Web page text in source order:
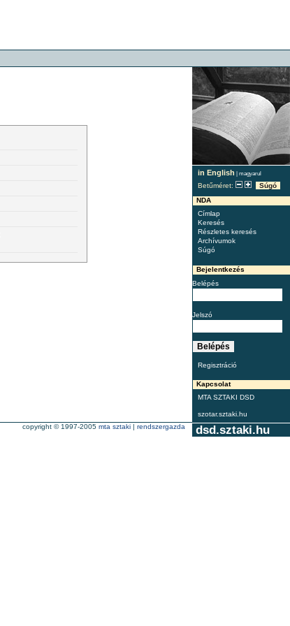
in English | magyarul
Betűméret:
Súgó
NDA
Címlap
Keresés
Részletes keresés
Archívumok
Súgó
Bejelentkezés
Belépés
Jelszó
Regisztráció
Kapcsolat
MTA SZTAKI DSD
szotar.sztaki.hu
dsd.sztaki.hu
copyright © 1997-2005 mta sztaki | rendszergazda